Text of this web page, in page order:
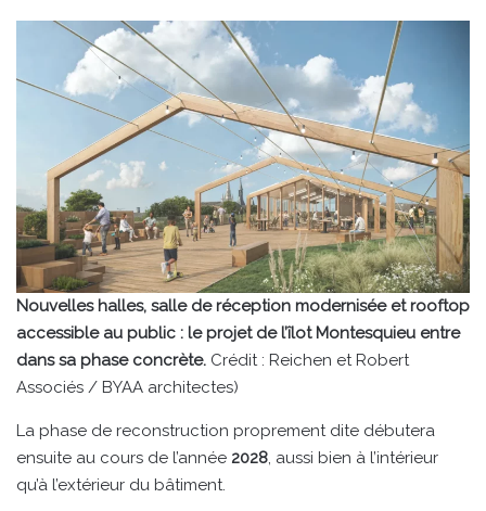
Nouvelles halles, salle de réception modernisée et rooftop
accessible au public : le projet de l’îlot Montesquieu entre
dans sa phase concrète. Crédit : Reichen et Robert
Associés / BYAA architectes)
La phase de reconstruction proprement dite débutera
ensuite au cours de l’année 2028, aussi bien à l’intérieur
qu’à l’extérieur du bâtiment.